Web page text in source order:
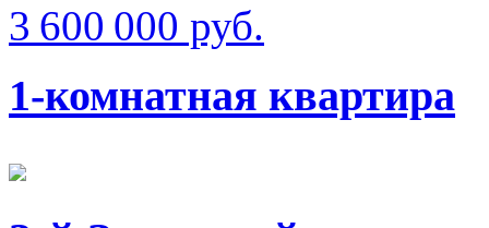
3 600 000 руб.
1-комнатная квартира